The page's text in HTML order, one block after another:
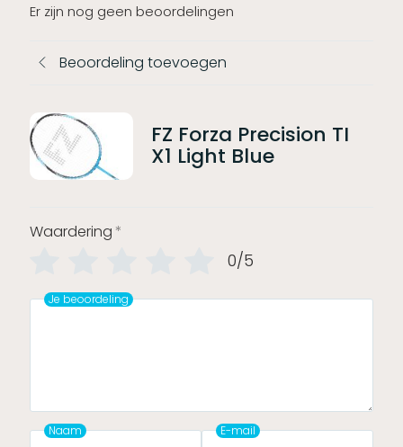
Er zijn nog geen beoordelingen
Beoordeling toevoegen
FZ Forza Precision TI
X1 Light Blue
Waardering *
0/5
Je beoordeling
Naam E-mail